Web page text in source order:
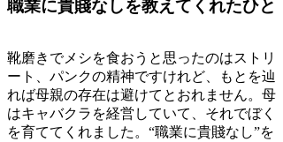
職業に貴賤なしを教えてくれたひと
靴磨きでメシを食おうと思ったのはストリ
ート、パンクの精神ですけれど、もとを辿
れば母親の存在は避けてとおれません。母
はキャバクラを経営していて、それでぼく
を育ててくれました。“職業に貴賤なし”を